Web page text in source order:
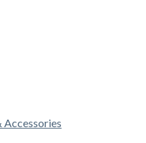
Accessories